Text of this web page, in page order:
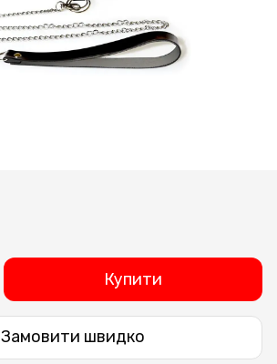
Купити
Замовити швидко